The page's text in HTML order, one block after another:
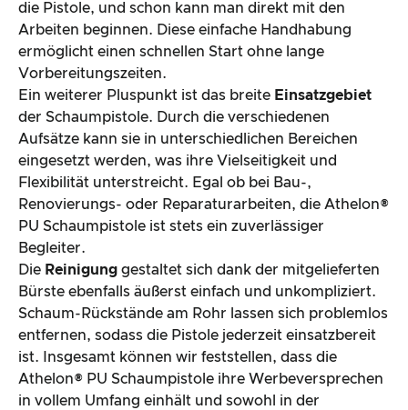
die Pistole, und schon kann man direkt mit den
Arbeiten beginnen. Diese einfache Handhabung
ermöglicht einen schnellen Start ohne lange
Vorbereitungszeiten.
Ein weiterer Pluspunkt ist das breite Einsatzgebiet
der Schaumpistole. Durch die verschiedenen
Aufsätze kann sie in unterschiedlichen Bereichen
eingesetzt werden, was ihre Vielseitigkeit und
Flexibilität unterstreicht. Egal ob bei Bau-,
Renovierungs- oder Reparaturarbeiten, die Athelon®
PU Schaumpistole ist stets ein zuverlässiger
Begleiter.
Die Reinigung gestaltet sich dank der mitgelieferten
Bürste ebenfalls äußerst einfach und unkompliziert.
Schaum-Rückstände am Rohr lassen sich problemlos
entfernen, sodass die Pistole jederzeit einsatzbereit
ist. Insgesamt können wir feststellen, dass die
Athelon® PU Schaumpistole ihre Werbeversprechen
in vollem Umfang einhält und sowohl in der